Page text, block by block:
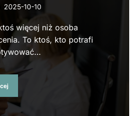
2025-10-10
więcej niż osoba
To ktoś, kto potrafi